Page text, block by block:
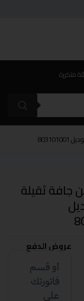
متكررة
جافة ثقيلة
عروض الدفع